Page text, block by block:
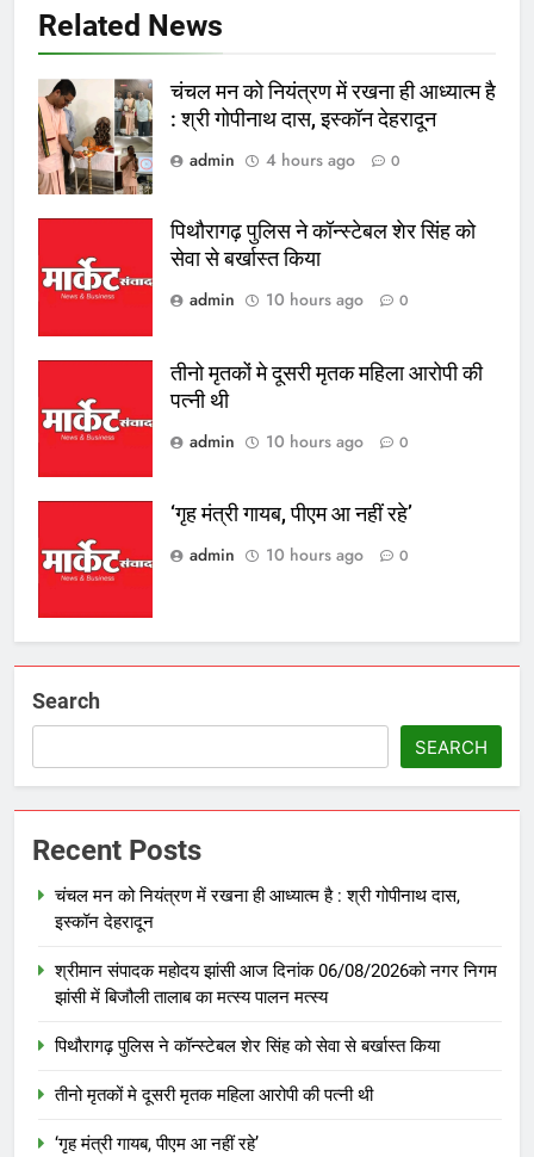
Related News
चंचल मन को नियंत्रण में रखना ही आध्यात्म है
: श्री गोपीनाथ दास, इस्कॉन देहरादून
admin
4 hours ago 0
पिथौरागढ़ पुलिस ने कॉन्स्टेबल शेर सिंह को
सेवा से बर्खास्त किया
admin
10 hours ago 0
तीनो मृतकों मे दूसरी मृतक महिला आरोपी की
पत्नी थी
admin
10 hours ago 0
‘गृह मंत्री गायब, पीएम आ नहीं रहे’
admin
10 hours ago 0
Search
SEARCH
Recent Posts
चंचल मन को नियंत्रण में रखना ही आध्यात्म है : श्री गोपीनाथ दास,
इस्कॉन देहरादून
श्रीमान संपादक महोदय झांसी आज दिनांक 06/08/2026को नगर निगम
झांसी में बिजौली तालाब का मत्स्य पालन मत्स्य
पिथौरागढ़ पुलिस ने कॉन्स्टेबल शेर सिंह को सेवा से बर्खास्त किया
तीनो मृतकों मे दूसरी मृतक महिला आरोपी की पत्नी थी
‘गृह मंत्री गायब, पीएम आ नहीं रहे’